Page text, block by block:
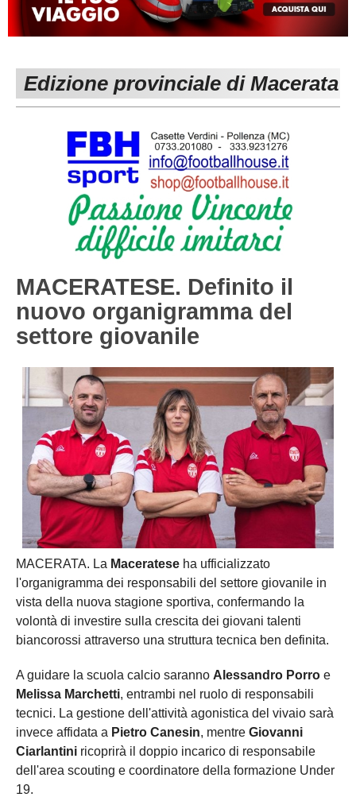
MACERATA
Carica la tua Rosa
ECCELLENZA
1^ CATEGORIA
3^ CATEGORIA
GIOVANILI
REGIONALI
Edizione provinciale di Macerata
MACERATESE. Definito il
nuovo organigramma del
settore giovanile
MACERATA. La Maceratese ha ufficializzato
l'organigramma dei responsabili del settore giovanile in
vista della nuova stagione sportiva, confermando la
volontà di investire sulla crescita dei giovani talenti
biancorossi attraverso una struttura tecnica ben definita.
A guidare la scuola calcio saranno Alessandro Porro e
Melissa Marchetti, entrambi nel ruolo di responsabili
tecnici. La gestione dell'attività agonistica del vivaio sarà
invece affidata a Pietro Canesin, mentre Giovanni
Ciarlantini ricoprirà il doppio incarico di responsabile
dell'area scouting e coordinatore della formazione Under
19.